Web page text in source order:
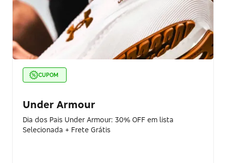
CUPOM
Under Armour
Dia dos Pais Under Armour: 30% OFF em lista
Selecionada + Frete Grátis